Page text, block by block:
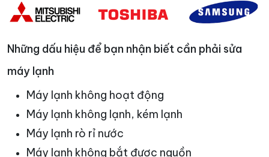
Những dấu hiệu để bạn nhận biết cần phải sửa
máy lạnh
Máy lạnh không hoạt động
Máy lạnh không lạnh, kém lạnh
Máy lạnh rò rỉ nước
Máy lạnh không bắt được nguồn